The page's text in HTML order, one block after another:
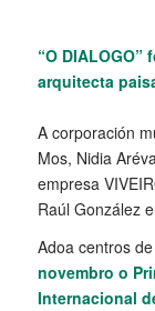
“O
arquitecta
A corporación
Mos, Nidia
empresa
Raúl González
Adoa centros
novembro o
Internacional